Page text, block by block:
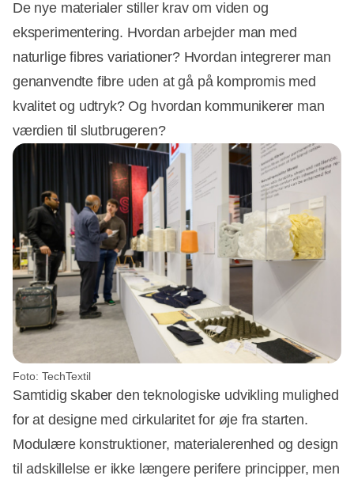
De nye materialer stiller krav om viden og
eksperimentering. Hvordan arbejder man med
naturlige fibres variationer? Hvordan integrerer man
genanvendte fibre uden at gå på kompromis med
kvalitet og udtryk? Og hvordan kommunikerer man
værdien til slutbrugeren?
Foto: TechTextil
Samtidig skaber den teknologiske udvikling mulighed
for at designe med cirkularitet for øje fra starten.
Modulære konstruktioner, materialerenhed og design
til adskillelse er ikke længere perifere principper, men